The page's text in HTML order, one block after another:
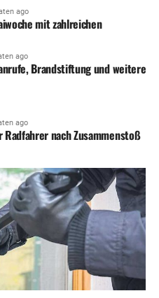
ago
mit zahlreichen
ago
Brandstiftung und weitere
ago
nach Zusammenstoß